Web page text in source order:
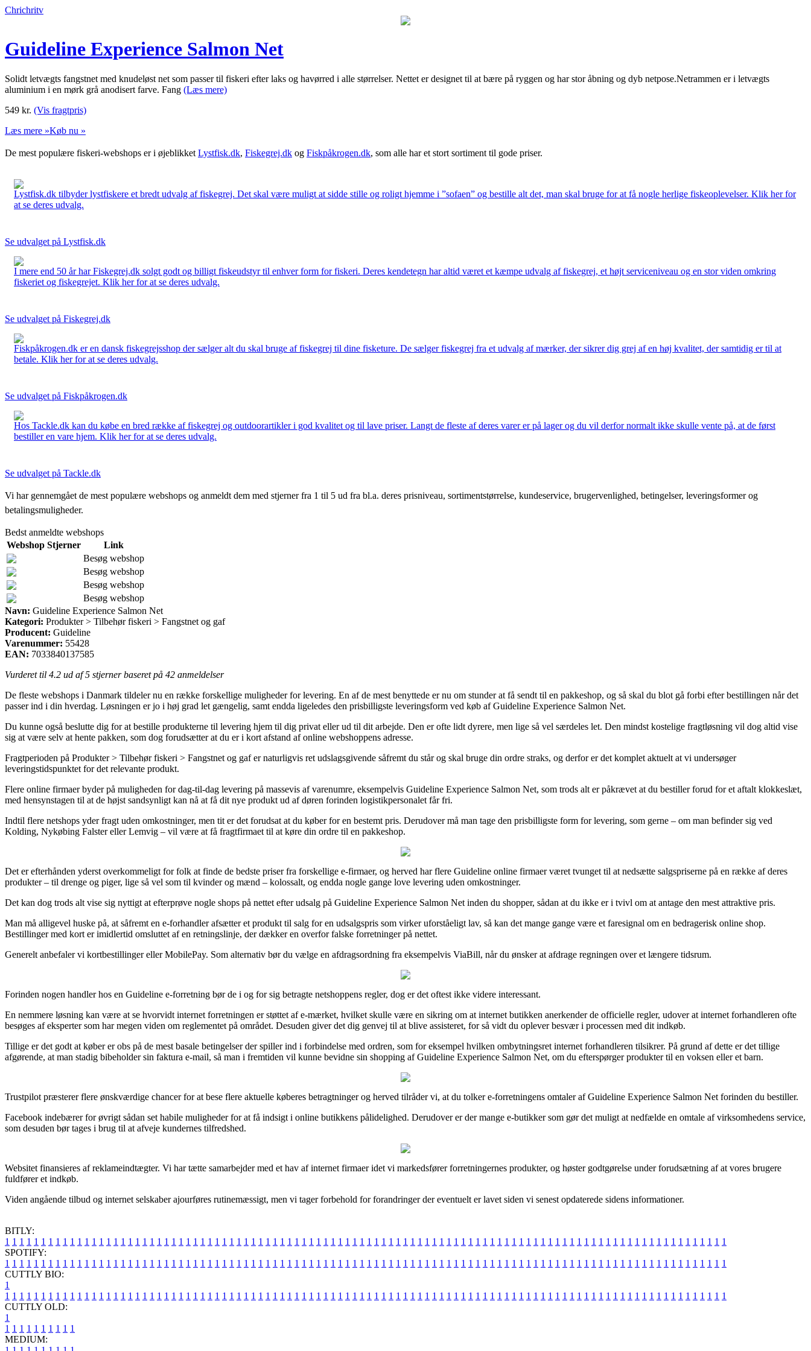
Chrichritv
Guideline Experience Salmon Net
Solidt letvægts fangstnet med knudeløst net som passer til fiskeri efter laks og havørred i alle størrelser. Nettet er designet til at bære på ryggen og har stor åbning og dyb netpose.Netrammen er i letvægts
aluminium i en mørk grå anodisert farve. Fang (Læs mere)
549 kr. (Vis fragtpris)
Læs mere »Køb nu »
De mest populære fiskeri-webshops er i øjeblikket Lystfisk.dk, Fiskegrej.dk og Fiskpåkrogen.dk, som alle har et stort sortiment til gode priser.
Lystfisk.dk tilbyder lystfiskere et bredt udvalg af fiskegrej. Det skal være muligt at sidde stille og roligt hjemme i ”sofaen” og bestille alt det, man skal bruge for at få nogle herlige fiskeoplevelser. Klik her for
at se deres udvalg.
Se udvalget på Lystfisk.dk
I mere end 50 år har Fiskegrej.dk solgt godt og billigt fiskeudstyr til enhver form for fiskeri. Deres kendetegn har altid været et kæmpe udvalg af fiskegrej, et højt serviceniveau og en stor viden omkring
fiskeriet og fiskegrejet. Klik her for at se deres udvalg.
Se udvalget på Fiskegrej.dk
Fiskpåkrogen.dk er en dansk fiskegrejsshop der sælger alt du skal bruge af fiskegrej til dine fisketure. De sælger fiskegrej fra et udvalg af mærker, der sikrer dig grej af en høj kvalitet, der samtidig er til at
betale. Klik her for at se deres udvalg.
Se udvalget på Fiskpåkrogen.dk
Hos Tackle.dk kan du købe en bred række af fiskegrej og outdoorartikler i god kvalitet og til lave priser. Langt de fleste af deres varer er på lager og du vil derfor normalt ikke skulle vente på, at de først
bestiller en vare hjem. Klik her for at se deres udvalg.
Se udvalget på Tackle.dk
Vi har gennemgået de mest populære webshops og anmeldt dem med stjerner fra 1 til 5 ud fra bl.a. deres prisniveau, sortimentstørrelse, kundeservice, brugervenlighed, betingelser, leveringsformer og
betalingsmuligheder.
Bedst anmeldte webshops
Webshop Stjerner
Link
Besøg webshop
Besøg webshop
Besøg webshop
Besøg webshop
Navn: Guideline Experience Salmon Net
Kategori: Produkter > Tilbehør fiskeri > Fangstnet og gaf
Producent: Guideline
Varenummer: 55428
EAN: 7033840137585
Vurderet til 4.2 ud af 5 stjerner baseret på 42 anmeldelser
De fleste webshops i Danmark tildeler nu en række forskellige muligheder for levering. En af de mest benyttede er nu om stunder at få sendt til en pakkeshop, og så skal du blot gå forbi efter bestillingen når det
passer ind i din hverdag. Løsningen er jo i høj grad let gængelig, samt endda ligeledes den prisbilligste leveringsform ved køb af Guideline Experience Salmon Net.
Du kunne også beslutte dig for at bestille produkterne til levering hjem til dig privat eller ud til dit arbejde. Den er ofte lidt dyrere, men lige så vel særdeles let. Den mindst kostelige fragtløsning vil dog altid vise
sig at være selv at hente pakken, som dog forudsætter at du er i kort afstand af online webshoppens adresse.
Fragtperioden på Produkter > Tilbehør fiskeri > Fangstnet og gaf er naturligvis ret udslagsgivende såfremt du står og skal bruge din ordre straks, og derfor er det komplet aktuelt at vi undersøger
leveringstidspunktet for det relevante produkt.
Flere online firmaer byder på muligheden for dag-til-dag levering på massevis af varenumre, eksempelvis Guideline Experience Salmon Net, som trods alt er påkrævet at du bestiller forud for et aftalt klokkeslæt,
med hensynstagen til at de højst sandsynligt kan nå at få dit nye produkt ud af døren forinden logistikpersonalet får fri.
Indtil flere netshops yder fragt uden omkostninger, men tit er det forudsat at du køber for en bestemt pris. Derudover må man tage den prisbilligste form for levering, som gerne – om man befinder sig ved
Kolding, Nykøbing Falster eller Lemvig – vil være at få fragtfirmaet til at køre din ordre til en pakkeshop.
Det er efterhånden yderst overkommeligt for folk at finde de bedste priser fra forskellige e-firmaer, og herved har flere Guideline online firmaer været tvunget til at nedsætte salgspriserne på en række af deres
produkter – til drenge og piger, lige så vel som til kvinder og mænd – kolossalt, og endda nogle gange love levering uden omkostninger.
Det kan dog trods alt vise sig nyttigt at efterprøve nogle shops på nettet efter udsalg på Guideline Experience Salmon Net inden du shopper, sådan at du ikke er i tvivl om at antage den mest attraktive pris.
Man må alligevel huske på, at såfremt en e-forhandler afsætter et produkt til salg for en udsalgspris som virker uforståeligt lav, så kan det mange gange være et faresignal om en bedragerisk online shop.
Bestillinger med kort er imidlertid omsluttet af en retningslinje, der dækker en overfor falske forretninger på nettet.
Generelt anbefaler vi kortbestillinger eller MobilePay. Som alternativ bør du vælge en afdragsordning fra eksempelvis ViaBill, når du ønsker at afdrage regningen over et længere tidsrum.
Forinden nogen handler hos en Guideline e-forretning bør de i og for sig betragte netshoppens regler, dog er det oftest ikke videre interessant.
En nemmere løsning kan være at se hvorvidt internet forretningen er støttet af e-mærket, hvilket skulle være en sikring om at internet butikken anerkender de officielle regler, udover at internet forhandleren ofte
besøges af eksperter som har megen viden om reglementet på området. Desuden giver det dig genvej til at blive assisteret, for så vidt du oplever besvær i processen med dit indkøb.
Tillige er det godt at køber er obs på de mest basale betingelser der spiller ind i forbindelse med ordren, som for eksempel hvilken ombytningsret internet forhandleren tilsikrer. På grund af dette er det tillige
afgørende, at man stadig bibeholder sin faktura e-mail, så man i fremtiden vil kunne bevidne sin shopping af Guideline Experience Salmon Net, om du efterspørger produkter til en voksen eller et barn.
Trustpilot præsterer flere ønskværdige chancer for at bese flere aktuelle køberes betragtninger og herved tilråder vi, at du tolker e-forretningens omtaler af Guideline Experience Salmon Net forinden du bestiller.
Facebook indebærer for øvrigt sådan set habile muligheder for at få indsigt i online butikkens pålidelighed. Derudover er der mange e-butikker som gør det muligt at nedfælde en omtale af virksomhedens service,
som desuden bør tages i brug til at afveje kundernes tilfredshed.
Websitet finansieres af reklameindtægter. Vi har tætte samarbejder med et hav af internet firmaer idet vi markedsfører forretningernes produkter, og høster godtgørelse under forudsætning af at vores brugere
fuldfører et indkøb.
Viden angående tilbud og internet selskaber ajourføres rutinemæssigt, men vi tager forbehold for forandringer der eventuelt er lavet siden vi senest opdaterede sidens informationer.
BITLY:
1 1 1 1 1 1 1 1 1 1 1 1 1 1 1 1 1 1 1 1 1 1 1 1 1 1 1 1 1 1 1 1 1 1 1 1 1 1 1 1 1 1 1 1 1 1 1 1 1 1 1 1 1 1 1 1 1 1 1 1 1 1 1 1 1 1 1 1 1 1 1 1 1 1 1 1 1 1 1 1 1 1 1 1 1 1 1 1 1 1 1 1 1 1 1 1 1 1 1 1
SPOTIFY:
1 1 1 1 1 1 1 1 1 1 1 1 1 1 1 1 1 1 1 1 1 1 1 1 1 1 1 1 1 1 1 1 1 1 1 1 1 1 1 1 1 1 1 1 1 1 1 1 1 1 1 1 1 1 1 1 1 1 1 1 1 1 1 1 1 1 1 1 1 1 1 1 1 1 1 1 1 1 1 1 1 1 1 1 1 1 1 1 1 1 1 1 1 1 1 1 1 1 1 1
CUTTLY BIO:
1
1 1 1 1 1 1 1 1 1 1 1 1 1 1 1 1 1 1 1 1 1 1 1 1 1 1 1 1 1 1 1 1 1 1 1 1 1 1 1 1 1 1 1 1 1 1 1 1 1 1 1 1 1 1 1 1 1 1 1 1 1 1 1 1 1 1 1 1 1 1 1 1 1 1 1 1 1 1 1 1 1 1 1 1 1 1 1 1 1 1 1 1 1 1 1 1 1 1 1 1
CUTTLY OLD:
1
1 1 1 1 1 1 1 1 1 1
MEDIUM: